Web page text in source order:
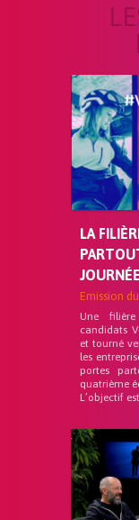
LA
Emission du
Une
candidats
et tourné
les
portes
quatrième
L’objectif